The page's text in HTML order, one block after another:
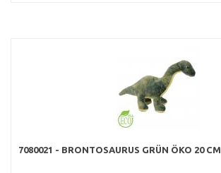
7080021 - BRONTOSAURUS GRÜN ÖKO 20 CM